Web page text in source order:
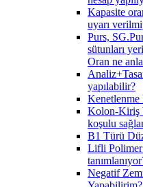
Kapasite
uyarı
Purs,
sütunları
Oran ne
yapılabilir?
Kenetlenme
Kolon-Kiriş
koşulu
B1 Türü
Lifli Polimer
Negatif